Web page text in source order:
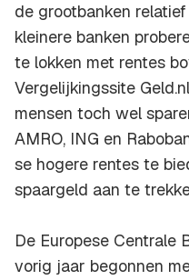
de grootbanken
kleinere banken
te lokken met rentes
Vergelijkingssite
mensen toch wel
AMRO, ING en
se hogere rentes te
spaargeld aan te
De Europese Centrale
vorig jaar begonnen